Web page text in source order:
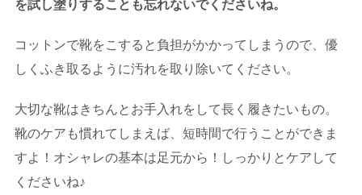
を試し塗りすることも忘れないでくださいね。
コットンで靴をこすると負担がかかってしまうので、優
しくふき取るように汚れを取り除いてください。
大切な靴はきちんとお手入れをして長く履きたいもの。
靴のケアも慣れてしまえば、短時間で行うことができま
すよ！オシャレの基本は足元から！しっかりとケアして
くださいね♪